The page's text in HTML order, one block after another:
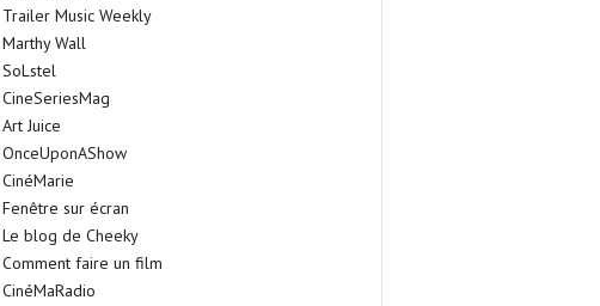
Trailer Music Weekly
Marthy Wall
SoLstel
CineSeriesMag
Art Juice
OnceUponAShow
CinéMarie
Fenêtre sur écran
Le blog de Cheeky
Comment faire un film
CinéMaRadio